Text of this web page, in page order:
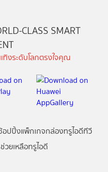
CLASS SMART
งระดับโลกตรงใจคุณ
อปปิ้งแพ็กเกจกล่องทรูไอดีทีวี
วยเหลือทรูไอดี